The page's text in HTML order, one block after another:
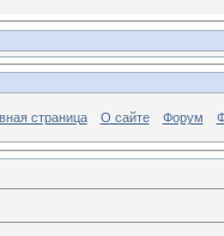
страница О сайте Форум